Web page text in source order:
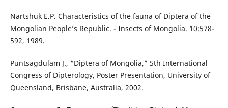
Nartshuk E.P. Characteristics of the fauna of Diptera of the
Mongolian People’s Republic. - Insects of Mongolia. 10:578-
592, 1989.
Puntsagdulam J., “Diptera of Mongolia,” 5th International
Congress of Dipterology, Poster Presentation, University of
Queensland, Brisbane, Australia, 2002.